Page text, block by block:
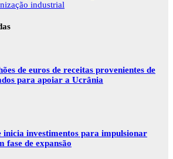
industrial
de euros de receitas provenientes de
para apoiar a Ucrânia
inicia investimentos para impulsionar
fase de expansão